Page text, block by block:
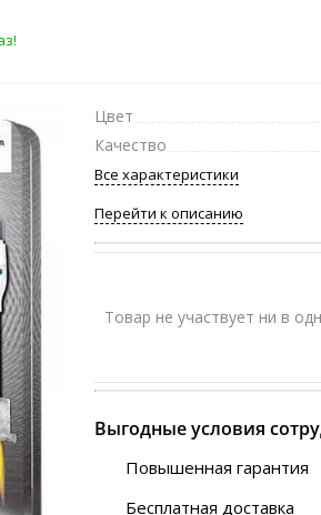
Цвет
Качество
Все характеристики
Перейти к описанию
Товар не участвует ни в
Выгодные условия
Повышенная гарантия
Бесплатная доставка